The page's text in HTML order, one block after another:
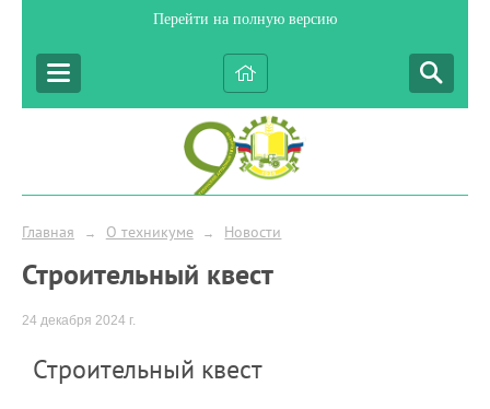
Перейти на полную версию
Главная → О техникуме → Новости
Строительный квест
24 декабря 2024 г.
Строительный квест